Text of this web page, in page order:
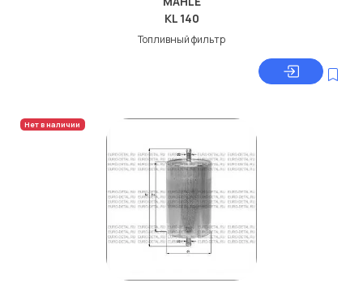
KL 140
Топливный фильтр
Нет в наличии